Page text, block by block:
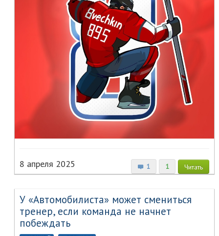
1 1 Читать
8 апреля 2025
У «Автомобилиста» может смениться
тренер, если команда не начнет
побеждать